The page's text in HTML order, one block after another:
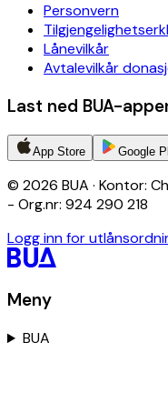
Personvern
Lånevilkår
Avtalevilkår
Last ned BUA-
App Store Google
© 2026 BUA · Kontor:
- Org.nr: 924 290 218
Logg inn for
Meny
BUA